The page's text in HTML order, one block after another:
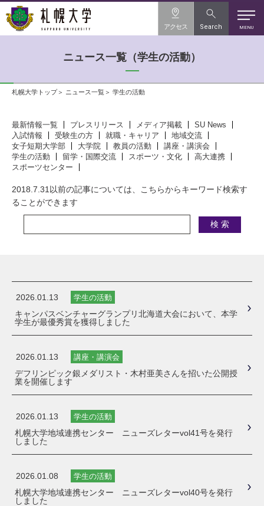
MENU
アクセス Search
ニュース一覧（学生の活動）
札幌大学トップ ニュース一覧 学生の活動
最新情報一覧 プレスリリース メディア掲載
SU News
入試情報
受験生の方 就職・キャリア
地域交流
女子短期大学部
大学院 教員の活動
講座・講演会
学生の活動
留学・国際交流 スポーツ・文化
高大連携
スポーツセンター
2018.7.31以前の記事については、こちらからキーワード検索す
ることができます
2026.01.13 学生の活動
キャンパスベンチャーグランプリ北海道大会において、本学
学生が最優秀賞を獲得しました
2026.01.13 講座・講演会
デフリンピック銀メダリスト・木村亜美さんを招いた公開授
業を開催します
2026.01.13 学生の活動
札幌大学地域連携センター ニューズレターvol41号を発行
しました
2026.01.08 学生の活動
札幌大学地域連携センター ニューズレターvol40号を発行
しました